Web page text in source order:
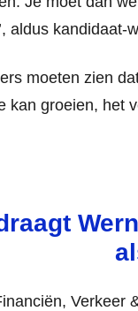
aldus kandidaat-
moeten zien
kan groeien, het